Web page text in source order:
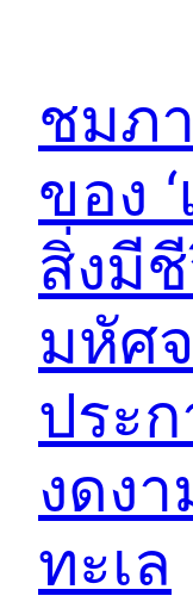
ชมภ
ของ
สิ่งมี
มหัศ
ประ
งดง
ทะเล